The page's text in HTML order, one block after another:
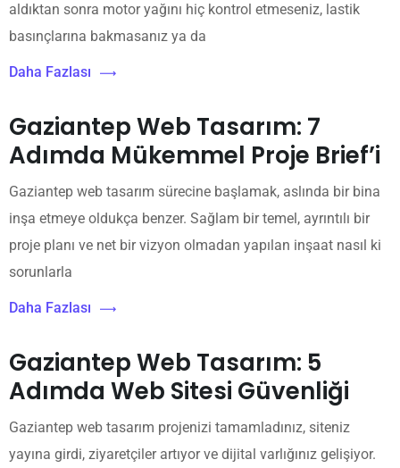
aldıktan sonra motor yağını hiç kontrol etmeseniz, lastik
basınçlarına bakmasanız ya da
Daha Fazlası
Gaziantep Web Tasarım: 7
Adımda Mükemmel Proje Brief’i
Gaziantep web tasarım sürecine başlamak, aslında bir bina
inşa etmeye oldukça benzer. Sağlam bir temel, ayrıntılı bir
proje planı ve net bir vizyon olmadan yapılan inşaat nasıl ki
sorunlarla
Daha Fazlası
Gaziantep Web Tasarım: 5
Adımda Web Sitesi Güvenliği
Gaziantep web tasarım projenizi tamamladınız, siteniz
yayına girdi, ziyaretçiler artıyor ve dijital varlığınız gelişiyor.